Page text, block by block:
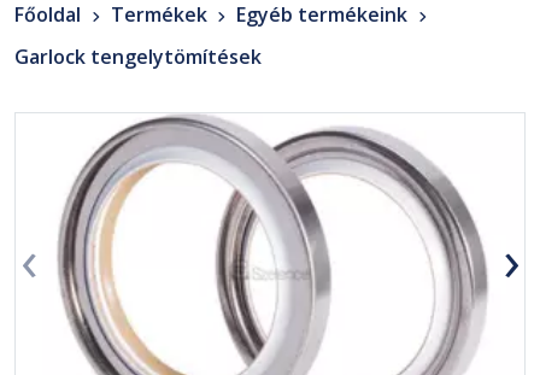
Főoldal Termékek
Egyéb termékeink
Garlock tengelytömítések
‹ ›